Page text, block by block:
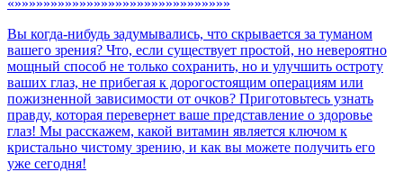
Навигация
по
записям
«»»»»»»»»»»»»»»»»»»»»»»»»»»»»»»
Вы когда-нибудь задумывались, что скрывается за туманом
вашего зрения? Что, если существует простой, но невероятно
мощный способ не только сохранить, но и улучшить остроту
ваших глаз, не прибегая к дорогостоящим операциям или
пожизненной зависимости от очков? Приготовьтесь узнать
правду, которая перевернет ваше представление о здоровье
глаз! Мы расскажем, какой витамин является ключом к
кристально чистому зрению, и как вы можете получить его
уже сегодня!